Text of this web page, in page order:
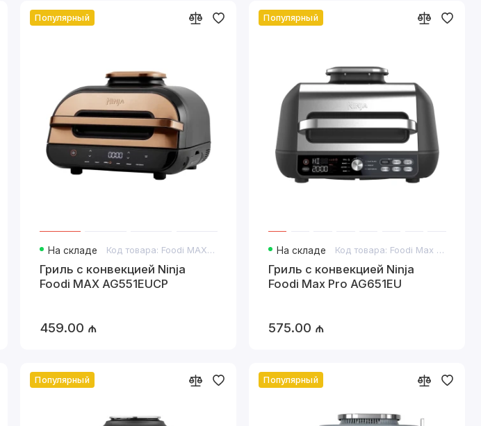
Популярный
На складе Код товара: Foodi MAX AG551EUCP
Гриль с конвекцией Ninja
Foodi MAX AG551EUCP
459.00 ₼
Популярный
На складе Код товара: Foodi Max Pro AG651EU
Гриль с конвекцией Ninja
Foodi Max Pro AG651EU
575.00 ₼
Популярный Популярный